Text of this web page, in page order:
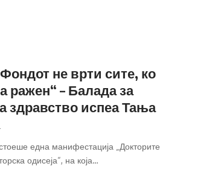
не врти сите, ко
ражен“ – Балада за
здравство испеа Тања
една манифестација „Докторите
одисеја“, на која…